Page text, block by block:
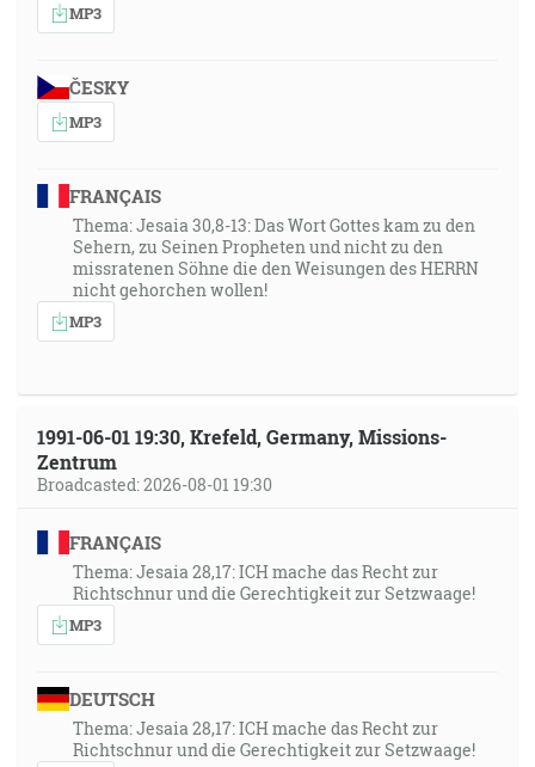
MP3
ČESKY
MP3
FRANÇAIS
Thema: Jesaia 30,8-13: Das Wort Gottes kam zu den
Sehern, zu Seinen Propheten und nicht zu den
missratenen Söhne die den Weisungen des HERRN
nicht gehorchen wollen!
MP3
1991-06-01 19:30, Krefeld, Germany, Missions-
Zentrum
Broadcasted: 2026-08-01 19:30
FRANÇAIS
Thema: Jesaia 28,17: ICH mache das Recht zur
Richtschnur und die Gerechtigkeit zur Setzwaage!
MP3
DEUTSCH
Thema: Jesaia 28,17: ICH mache das Recht zur
Richtschnur und die Gerechtigkeit zur Setzwaage!